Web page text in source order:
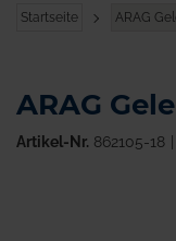
Startseite ARAG
ARAG
Artikel-Nr. 862105-18